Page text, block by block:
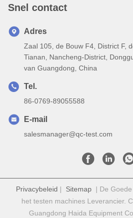
Snel contact
Adres
Zaal 105, de Bouw F4, District F,
Tianan, Nancheng-District,
van Guangdong, China
Tel.
86-0769-89055588
E-mail
salesmanager@qc-test.com
Privacybeleid | Sitemap| De Goede
het testen machines Leverancier.
Guangdong Haida Equipment